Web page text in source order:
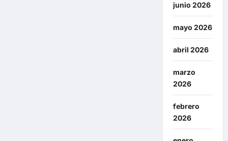
junio 2026
mayo 2026
abril 2026
marzo
2026
febrero
2026